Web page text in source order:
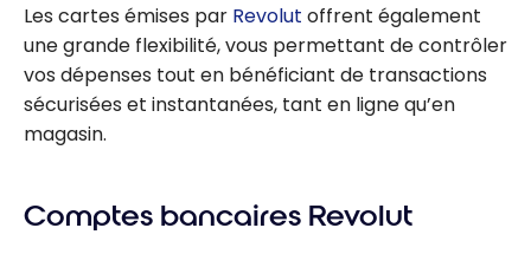
Les cartes émises par Revolut offrent également
une grande flexibilité, vous permettant de contrôler
vos dépenses tout en bénéficiant de transactions
sécurisées et instantanées, tant en ligne qu’en
magasin.
Comptes bancaires Revolut